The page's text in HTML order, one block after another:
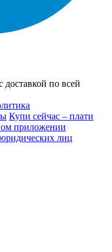
по всей
Купи сейчас – плати
приложении
лиц